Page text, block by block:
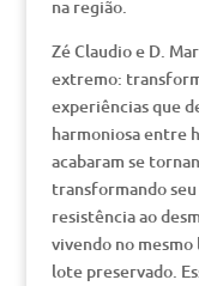
na região.
Zé Claudio e D.
extremo:
experiências que
harmoniosa entre
acabaram se
transformando seu
resistência ao
vivendo no mesmo
lote preservado.